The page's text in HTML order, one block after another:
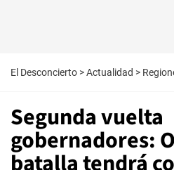
El Desconcierto >Actualidad >
Segunda vuelta
gobernadores: